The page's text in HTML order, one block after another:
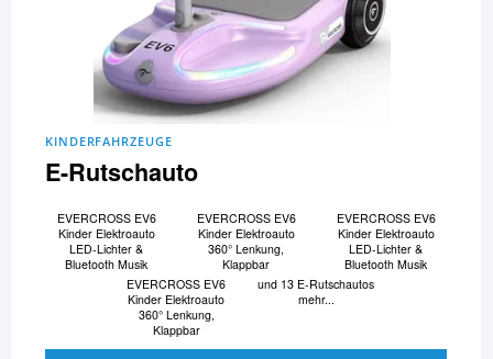
KINDERFAHRZEUGE
E-Rutschauto
EVERCROSS EV6
Kinder Elektroauto
LED-Lichter &
Bluetooth Musik
EVERCROSS EV6
Kinder Elektroauto
360° Lenkung,
Klappbar
EVERCROSS EV6
Kinder Elektroauto
LED-Lichter &
Bluetooth Musik
EVERCROSS EV6
Kinder Elektroauto
360° Lenkung,
Klappbar
und 13 E-Rutschautos
mehr...